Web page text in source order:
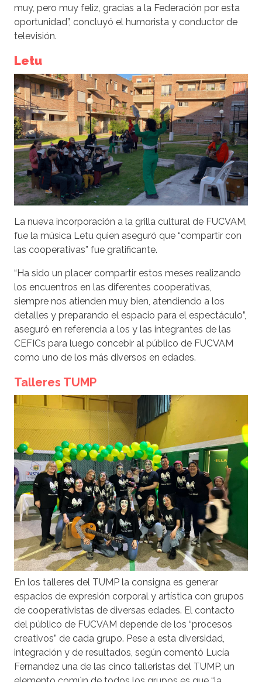
muy, pero muy feliz, gracias a la Federación por esta
oportunidad”, concluyó el humorista y conductor de
televisión.
Letu
La nueva incorporación a la grilla cultural de FUCVAM,
fue la música Letu quien aseguró que “compartir con
las cooperativas” fue gratificante.
“Ha sido un placer compartir estos meses realizando
los encuentros en las diferentes cooperativas,
siempre nos atienden muy bien, atendiendo a los
detalles y preparando el espacio para el espectáculo”,
aseguró en referencia a los y las integrantes de las
CEFICs para luego concebir al público de FUCVAM
como uno de los más diversos en edades.
Talleres TUMP
En los talleres del TUMP la consigna es generar
espacios de expresión corporal y artística con grupos
de cooperativistas de diversas edades. El contacto
del público de FUCVAM depende de los “procesos
creativos” de cada grupo. Pese a esta diversidad,
integración y de resultados, según comentó Lucía
Fernandez una de las cinco talleristas del TUMP, un